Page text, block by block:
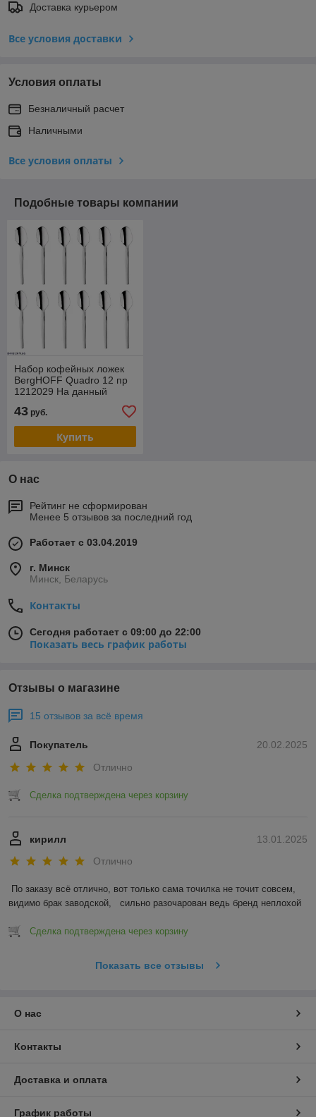
Доставка курьером
Все условия доставки
Условия оплаты
Безналичный расчет
Наличными
Все условия оплаты
Подобные товары компании
Набор кофейных ложек
BergHOFF Quadro 12 пр
1212029 На данный
товар возможна скидка .
Звоните !
43 руб.
Купить
О нас
Рейтинг не сформирован
Менее 5 отзывов за последний год
Работает с 03.04.2019
г. Минск
Минск, Беларусь
Контакты
Сегодня работает с 09:00 до 22:00
Показать весь график работы
Отзывы о магазине
15 отзывов за всё время
20.02.2025
Покупатель
Отлично
Сделка подтверждена через корзину
13.01.2025
кирилл
Отлично
По заказу всё отлично, вот только сама точилка не точит совсем,
видимо брак заводской,   сильно разочарован ведь бренд неплохой
Сделка подтверждена через корзину
Показать все отзывы
О нас
Контакты
Доставка и оплата
График работы